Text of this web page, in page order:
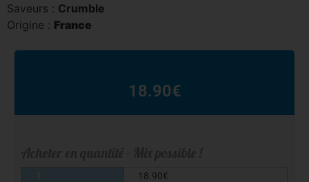
Saveurs : Crumble
Origine : France
18.90€
18.90€